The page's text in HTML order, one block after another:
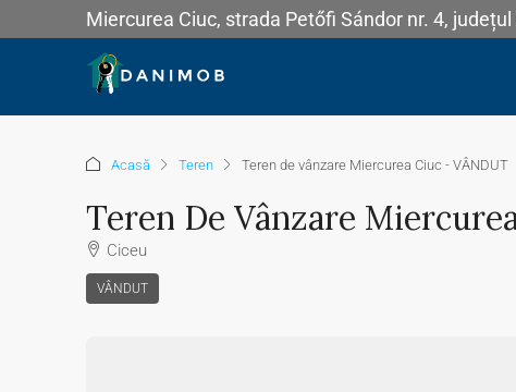
Miercurea Ciuc, strada Petőfi Sándor nr. 4,
Acasă Teren Teren de vânzare Miercurea Ciuc - VÂNDUT
Teren De Vânzare
Ciceu
VÂNDUT